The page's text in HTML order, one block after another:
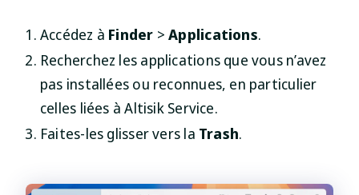
Accédez à Finder >Applications.
Recherchez les applications que vous n’avez
pas installées ou reconnues, en particulier
celles liées à Altisik Service.
Faites-les glisser vers la Trash.